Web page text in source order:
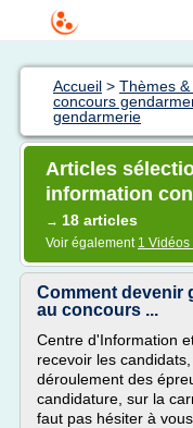
Accueil > Thèmes
concours
gendarmerie
Articles
information
→ 18 articles
Voir également 1 Vidéos
Comment devenir
au concours ...
Centre d'Information
recevoir les
déroulement des
candidature, sur la
faut pas hésiter à